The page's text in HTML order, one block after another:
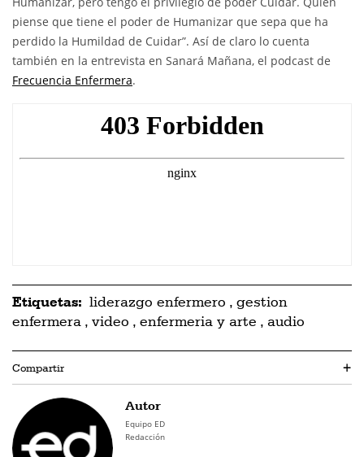
piense que tiene el poder de Humanizar que sepa que ha
perdido la Humildad de Cuidar”. Así de claro lo cuenta
también en la entrevista en Sanará Mañana, el podcast de
Frecuencia Enfermera.
Etiquetas: liderazgo enfermero , gestion
enfermera , video , enfermeria y arte , audio
Compartir +
Autor
Equipo ED
Redacción